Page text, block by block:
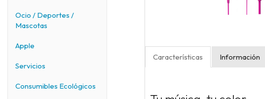
Ocio / Deportes /
Mascotas
Apple
Servicios
Consumibles Ecológicos
Características Información